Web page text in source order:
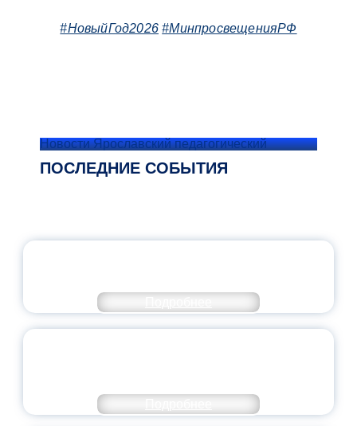
#НовыйГод2026 #МинпросвещенияРФ
Новости Ярославский педагогический
ПОСЛЕДНИЕ СОБЫТИЯ